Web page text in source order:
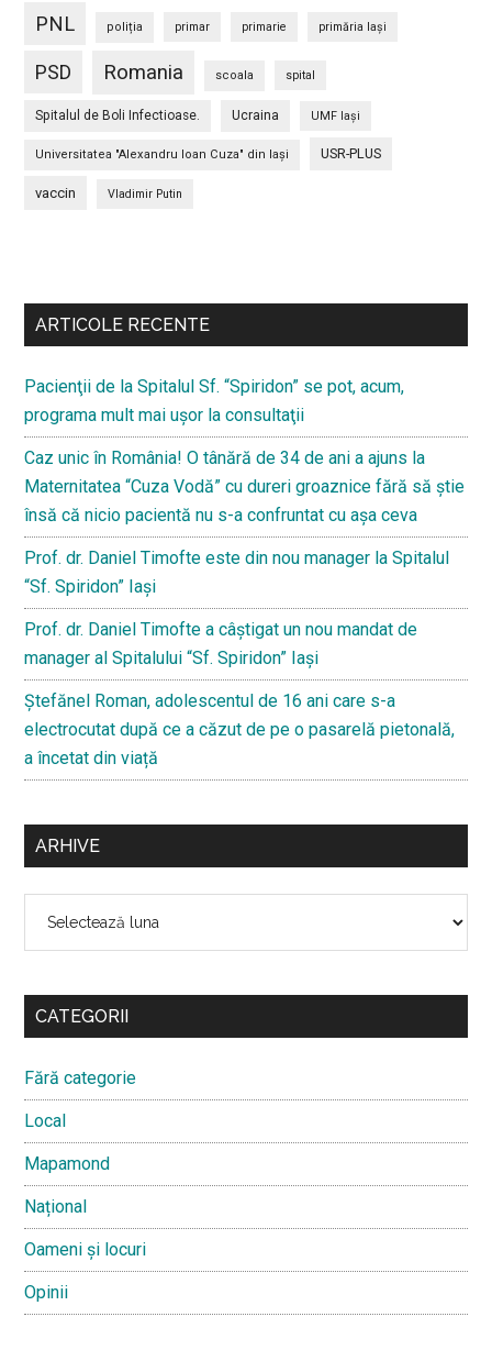
PNL poliția primar primarie primăria Iași
PSD Romania scoala spital
Spitalul de Boli Infectioase. Ucraina UMF Iași
Universitatea "Alexandru Ioan Cuza" din Iaşi USR-PLUS
vaccin Vladimir Putin
secundara
ARTICOLE RECENTE
Pacienţii de la Spitalul Sf. “Spiridon” se pot, acum,
programa mult mai uşor la consultaţii
Caz unic în România! O tânără de 34 de ani a ajuns la
Maternitatea “Cuza Vodă” cu dureri groaznice fără să ştie
însă că nicio pacientă nu s-a confruntat cu așa ceva
Prof. dr. Daniel Timofte este din nou manager la Spitalul
“Sf. Spiridon” Iaşi
Prof. dr. Daniel Timofte a câștigat un nou mandat de
manager al Spitalului “Sf. Spiridon” Iași
Ştefănel Roman, adolescentul de 16 ani care s-a
electrocutat după ce a căzut de pe o pasarelă pietonală,
a încetat din viață
ARHIVE
CATEGORII
Fără categorie
Local
Mapamond
Național
Oameni și locuri
Opinii